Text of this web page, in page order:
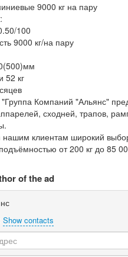
9000 кг на пару
100
9000 кг/на пару
52 кг
Компаний "Альянс"
сходней, трапов,
клиентам широкий
от 200 кг до 85
of the ad
Show contacts